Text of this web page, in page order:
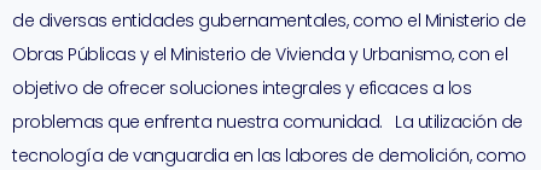
de diversas entidades gubernamentales, como el Ministerio de
Obras Públicas y el Ministerio de Vivienda y Urbanismo, con el
objetivo de ofrecer soluciones integrales y eficaces a los
problemas que enfrenta nuestra comunidad. La utilización de
tecnología de vanguardia en las labores de demolición, como